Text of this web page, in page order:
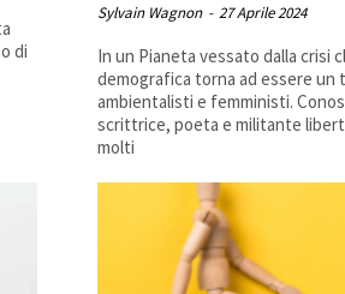
di
Sylvain Wagnon - 27 Aprile 2024
In un Pianeta vessato dalla crisi
demografica torna ad essere un
ambientalisti e femministi.
scrittrice, poeta e militante
molti